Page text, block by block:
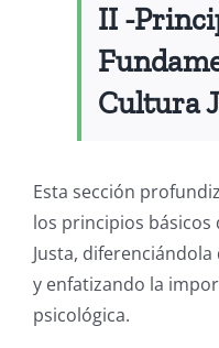
II -
Cultura
Esta sección
los principios
Justa,
y enfatizando la
psicológica.